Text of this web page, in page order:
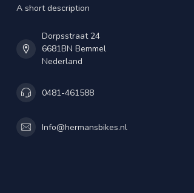
A short description
Dorpsstraat 24
6681BN Bemmel
Nederland
0481-461588
Info@hermansbikes.nl